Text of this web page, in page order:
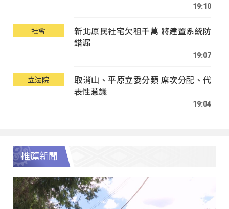
19:10
社會
新北原民社宅欠租千萬 將建置系統防
錯漏
19:07
立法院
取消山、平原立委分類 席次分配、代
表性惹議
19:04
推薦新聞